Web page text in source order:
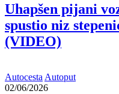
Uhapšen pijani
spustio niz
(VIDEO)
AutocestaAutoput
02/06/2026